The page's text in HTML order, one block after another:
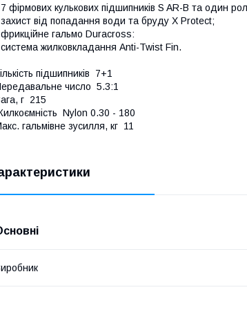
фірмових кулькових підшипників S AR-B та один
від попадання води та бруду X Protect;
гальмо Duracross:
жилковкладання Anti-Twist Fin.
підшипників 7+1
число 5.3:1
г 215
Nylon 0.30 - 180
гальмівне зусилля, кг 11